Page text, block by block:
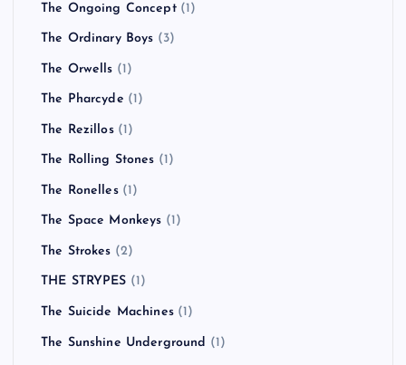
The Ongoing Concept(1)
The Ordinary Boys (3)
The Orwells (1)
The Pharcyde (1)
The Rezillos(1)
The Rolling Stones (1)
The Ronelles(1)
The Space Monkeys (1)
The Strokes (2)
THE STRYPES (1)
The Suicide Machines(1)
The Sunshine Underground (1)